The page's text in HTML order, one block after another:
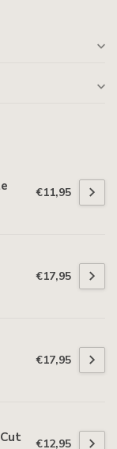
€11,95
€17,95
€17,95
€12,95